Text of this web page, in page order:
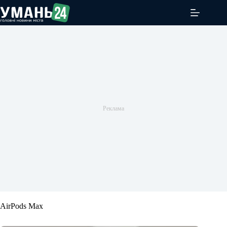
до
вмісту
AirPods Max